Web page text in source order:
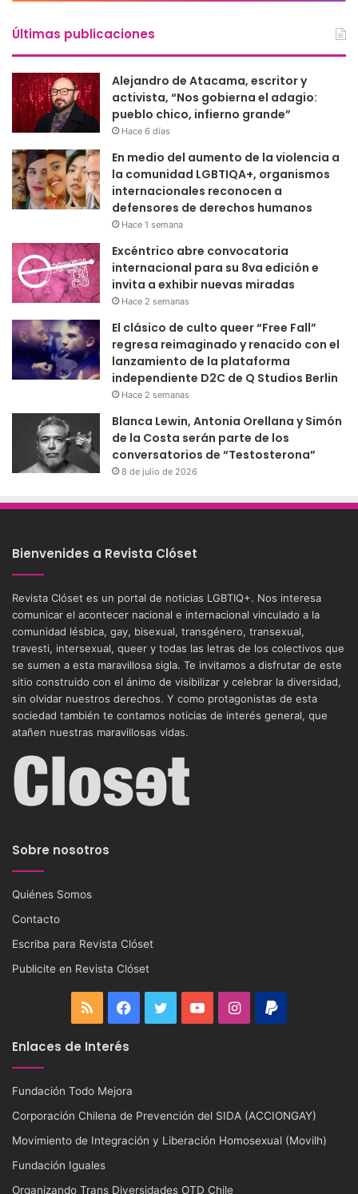
Últimas publicaciones
Alejandro de Atacama, escritor y
activista, “Nos gobierna el adagio:
pueblo chico, infierno grande”
Hace 6 días
En medio del aumento de la violencia a
la comunidad LGBTIQA+, organismos
internacionales reconocen a
defensores de derechos humanos
Hace 1 semana
Excéntrico abre convocatoria
internacional para su 8va edición e
invita a exhibir nuevas miradas
Hace 2 semanas
El clásico de culto queer “Free Fall”
regresa reimaginado y renacido con el
lanzamiento de la plataforma
independiente D2C de Q Studios Berlin
Hace 2 semanas
Blanca Lewin, Antonia Orellana y Simón
de la Costa serán parte de los
conversatorios de “Testosterona”
8 de julio de 2026
Bienvenides a Revista Clóset
Revista Clóset es un portal de noticias LGBTIQ+. Nos interesa
comunicar el acontecer nacional e internacional vinculado a la
comunidad lésbica, gay, bisexual, transgénero, transexual,
travesti, intersexual, queer y todas las letras de los colectivos que
se sumen a esta maravillosa sigla. Te invitamos a disfrutar de este
sitio construido con el ánimo de visibilizar y celebrar la diversidad,
sin olvidar nuestros derechos. Y como protagonistas de esta
sociedad también te contamos noticias de interés general, que
atañen nuestras maravillosas vidas.
Sobre nosotros
Quiénes Somos
Contacto
Escriba para Revista Clóset
Publicite en Revista Clóset
RSS Facebook
TwitterYouTubeInstagram
PayPal
Enlaces de Interés
Fundación Todo Mejora
Corporación Chilena de Prevención del SIDA (ACCIONGAY)
Movimiento de Integración y Liberación Homosexual (Movilh)
Fundación Iguales
Organizando Trans Diversidades OTD Chile